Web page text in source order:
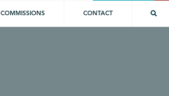
COMMISSIONS CONTACT